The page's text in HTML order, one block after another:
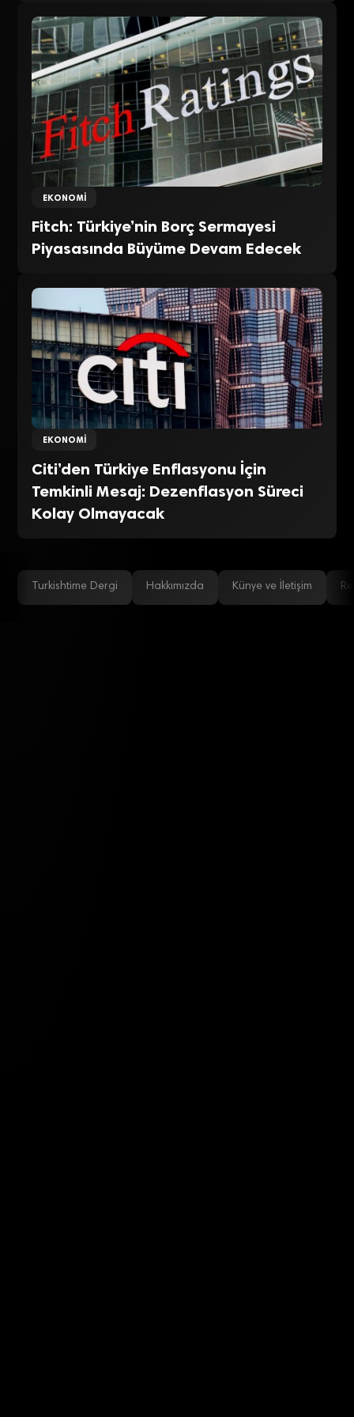
EKONOMI
Fitch: Türkiye’nin Borç Sermayesi
Piyasasında Büyüme Devam Edecek
EKONOMI
Citi’den Türkiye Enflasyonu İçin
Temkinli Mesaj: Dezenflasyon Süreci
Kolay Olmayacak
Turkishtime Dergi Hakkımızda Künye ve İletişim